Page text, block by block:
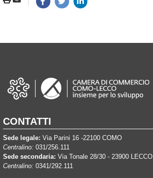
CONTATTI
Sede legale: Via Parini 16 -22100 COMO
Centralino: 031/256.111
Sede secondaria: Via Tonale 28/30 - 23900 LECCO
Centralino: 0341/292.111